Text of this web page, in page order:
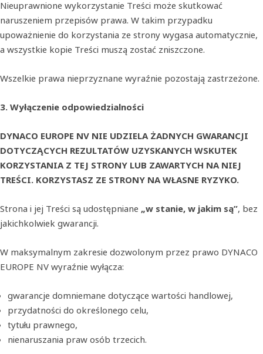
Nieuprawnione wykorzystanie Treści może skutkować
naruszeniem przepisów prawa. W takim przypadku
upoważnienie do korzystania ze strony wygasa automatycznie,
a wszystkie kopie Treści muszą zostać zniszczone.
Wszelkie prawa nieprzyznane wyraźnie pozostają zastrzeżone.
3. Wyłączenie odpowiedzialności
DYNACO EUROPE NV NIE UDZIELA ŻADNYCH GWARANCJI
DOTYCZĄCYCH REZULTATÓW UZYSKANYCH WSKUTEK
KORZYSTANIA Z TEJ STRONY LUB ZAWARTYCH NA NIEJ
TREŚCI. KORZYSTASZ ZE STRONY NA WŁASNE RYZYKO.
Strona i jej Treści są udostępniane „w stanie, w jakim są”, bez
jakichkolwiek gwarancji.
W maksymalnym zakresie dozwolonym przez prawo DYNACO
EUROPE NV wyraźnie wyłącza:
gwarancje domniemane dotyczące wartości handlowej,
przydatności do określonego celu,
tytułu prawnego,
nienaruszania praw osób trzecich.